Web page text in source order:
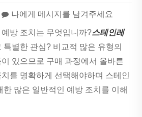
나에게 메시지를 남겨주세요
방 조치는 무엇입니까?스테인레
특별한 관심? 비교적 많은 유형의
있으므로 구매 과정에서 올바른
를 명확하게 선택해야하며 스테인
한 많은 일반적인 예방 조치를 이해